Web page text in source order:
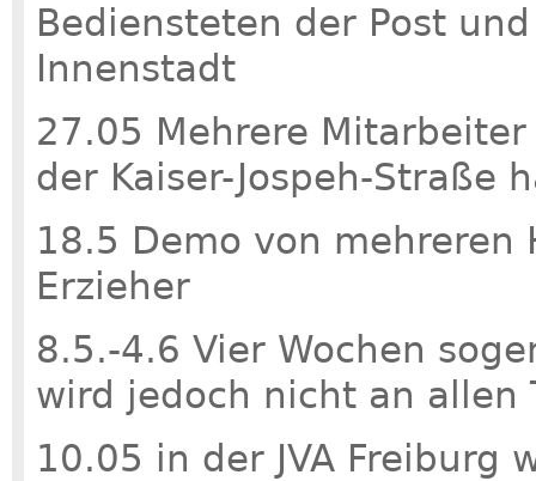
Bediensteten der Post
Innenstadt
27.05 Mehrere
der Kaiser-Jospeh-Straße
18.5 Demo von
Erzieher
8.5.-4.6 Vier Wochen
wird jedoch nicht an allen
10.05 in der JVA Freiburg